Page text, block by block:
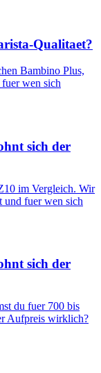
Qualitaet?
Bambino Plus,
wen sich
sich der
im Vergleich. Wir
und fuer wen sich
sich der
du fuer 700 bis
Aufpreis wirklich?